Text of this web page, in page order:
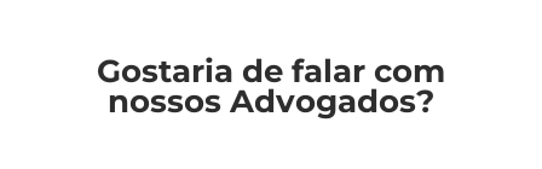
Gostaria de falar com
nossos Advogados?